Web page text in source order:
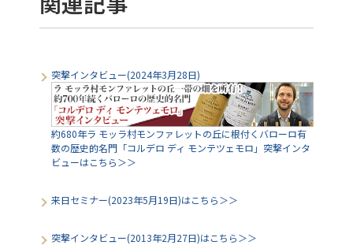
突撃インタビュー(2024年3月28日)
約680年ラ モッラ村モンファレットの丘に根付くバローロ有
数の歴史的名門「コルデロ ディ モンテツェモロ」突撃インタ
ビューはこちら＞＞
来日セミナー(2023年5月19日)はこちら＞＞
突撃インタビュー(2013年2月27日)はこちら＞＞